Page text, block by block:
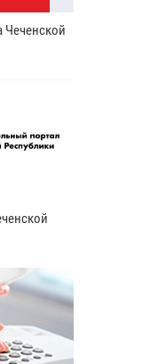
Чеченской